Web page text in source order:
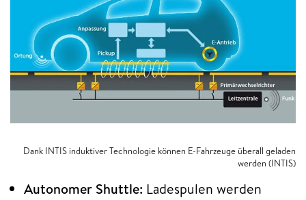
Dank INTIS induktiver Technologie können E-Fahrzeuge überall geladen
werden (INTIS)
Autonomer Shuttle: Ladespulen werden